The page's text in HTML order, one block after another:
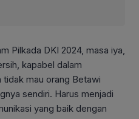
Pilkada DKI 2024, masa iya,
kapabel dalam
tidak mau orang Betawi
sendiri. Harus menjadi
yang baik dengan